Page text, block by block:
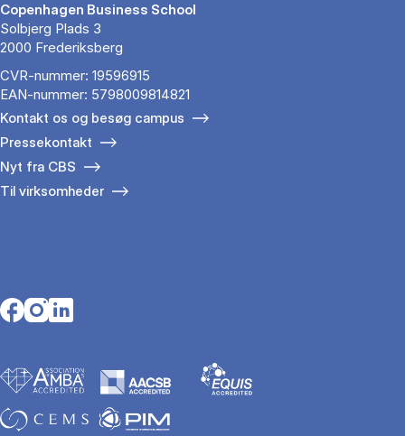
Copenhagen Business School
Solbjerg Plads 3
2000 Frederiksberg
CVR-nummer: 19596915
EAN-nummer: 5798009814821
Kontakt os og besøg campus
Pressekontakt
Nyt fra CBS
Til virksomheder
Opens in a new tab
Opens in a new tab
Opens in a new tab